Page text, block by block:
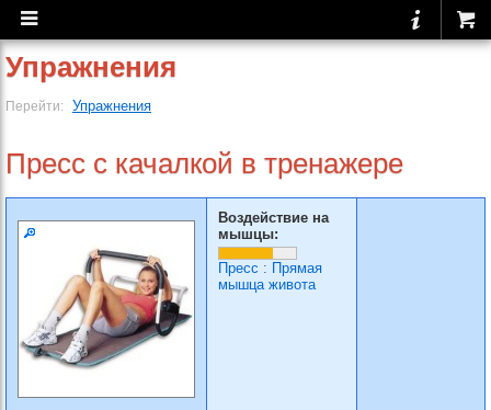
Упражнения
Перейти: Упражнения
Пресс с качалкой в тренажере
Воздействие на
мышцы:
Пресс : Прямая
мышца живота